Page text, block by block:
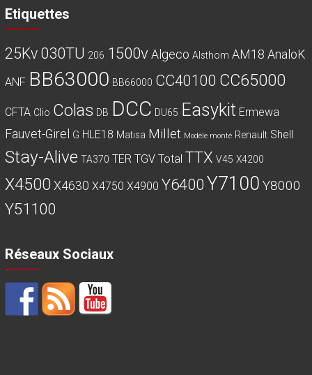
Etiquettes
25Kv 030TU 206 1500v Algeco Alsthom AM18 AnaloK
ANF BB63000 BB66000 CC40100 CC65000
CFTA Clio Colas DB DCC DU65 Easykit Ermewa
Fauvet-Girel G HLE18 Matisa Millet Modèle monté Renault Shell
Stay-Alive TA370 TER TGV Total TTX V45 X4200
X4500 X4630 X4750 X4900 Y6400Y7100 Y8000
Y51100
Réseaux Sociaux